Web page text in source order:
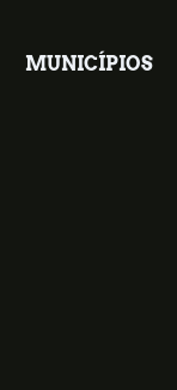
MUNICÍPIOS